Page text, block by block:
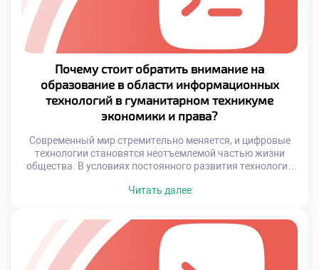
Почему стоит обратить внимание на
образование в области информационных
технологий в гуманитарном техникуме
экономики и права?
Современный мир стремительно меняется, и цифровые
технологии становятся неотъемлемой частью жизни
общества. В условиях постоянного развития технологий
пониманием экономических и правовых процессов.
Гуманитарном техникуме экономики и права, где
направление «Информационные системы и
программирование» интегрировано с фундаментальными
знаниями в области управления, финансов и […]
Читать далее